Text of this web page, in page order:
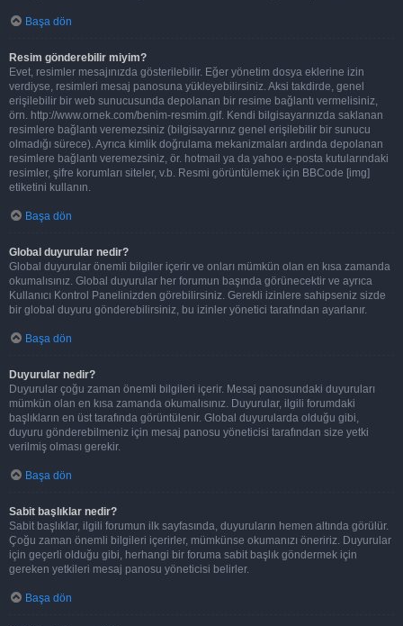
Başa dön
Resim gönderebilir miyim?
Evet, resimler mesajınızda gösterilebilir. Eğer yönetim dosya eklerine izin
verdiyse, resimleri mesaj panosuna yükleyebilirsiniz. Aksi takdirde, genel
erişilebilir bir web sunucusunda depolanan bir resime bağlantı vermelisiniz,
örn. http://www.ornek.com/benim-resmim.gif. Kendi bilgisayarınızda saklanan
resimlere bağlantı veremezsiniz (bilgisayarınız genel erişilebilir bir sunucu
olmadığı sürece). Ayrıca kimlik doğrulama mekanizmaları ardında depolanan
resimlere bağlantı veremezsiniz, ör. hotmail ya da yahoo e-posta kutularındaki
resimler, şifre korumları siteler, v.b. Resmi görüntülemek için BBCode [img]
etiketini kullanın.
Başa dön
Global duyurular nedir?
Global duyurular önemli bilgiler içerir ve onları mümkün olan en kısa zamanda
okumalısınız. Global duyurular her forumun başında görünecektir ve ayrıca
Kullanıcı Kontrol Panelinizden görebilirsiniz. Gerekli izinlere sahipseniz sizde
bir global duyuru gönderebilirsiniz, bu izinler yönetici tarafından ayarlanır.
Başa dön
Duyurular nedir?
Duyurular çoğu zaman önemli bilgileri içerir. Mesaj panosundaki duyuruları
mümkün olan en kısa zamanda okumalısınız. Duyurular, ilgili forumdaki
başlıkların en üst tarafında görüntülenir. Global duyurularda olduğu gibi,
duyuru gönderebilmeniz için mesaj panosu yöneticisi tarafından size yetki
verilmiş olması gerekir.
Başa dön
Sabit başlıklar nedir?
Sabit başlıklar, ilgili forumun ilk sayfasında, duyuruların hemen altında görülür.
Çoğu zaman önemli bilgileri içerirler, mümkünse okumanızı öneririz. Duyurular
için geçerli olduğu gibi, herhangi bir foruma sabit başlık göndermek için
gereken yetkileri mesaj panosu yöneticisi belirler.
Başa dön